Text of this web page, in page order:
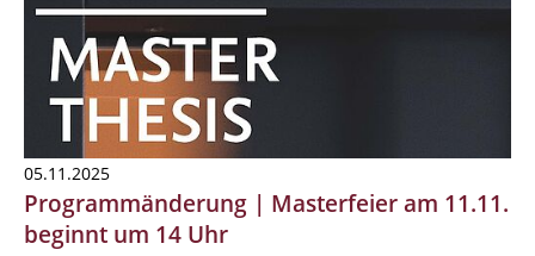
05.11.2025
Programmänderung | Masterfeier am 11.11.
beginnt um 14 Uhr